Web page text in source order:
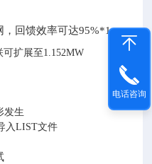
回馈效率可达95%*1
扩展至1.152MW
发生
入LIST文件
电话咨询